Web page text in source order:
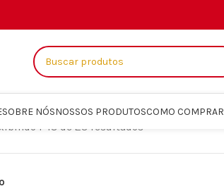
SOBRE NÓSNOSSOS PRODUTOSCOMO COMPRAR
1–18 de 23 resultados